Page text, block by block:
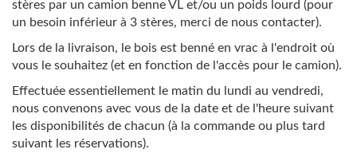
stères par un camion benne VL et/ou un poids lourd (pour
un besoin inférieur à 3 stères, merci de nous contacter).
Lors de la livraison, le bois est benné en vrac à l'endroit où
vous le souhaitez (et en fonction de l'accès pour le camion).
Effectuée essentiellement le matin du lundi au vendredi,
nous convenons avec vous de la date et de l'heure suivant
les disponibilités de chacun (à la commande ou plus tard
suivant les réservations).